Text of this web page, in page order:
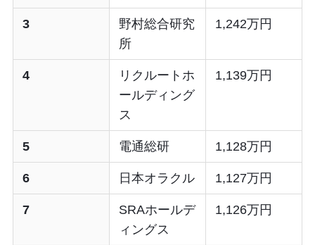
3
野村総合研究
所
1,242万円
4
リクルートホ
ールディング
ス
1,139万円
5 電通総研 1,128万円
6 日本オラクル 1,127万円
7
SRAホールデ
ィングス
1,126万円